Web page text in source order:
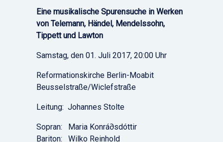
Eine musikalische Spurensuche in Werken
von Telemann, Händel, Mendelssohn,
Tippett und Lawton
Samstag, den 01. Juli 2017, 20:00 Uhr
Reformationskirche Berlin-Moabit
Beusselstraße/Wiclefstraße
Leitung: Johannes Stolte
Sopran: Maria Konrá∂sdóttir
Bariton: Wilko Reinhold